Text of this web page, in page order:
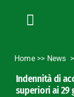
Toggle
News
Home>> News
Indennità di
superiori ai 29